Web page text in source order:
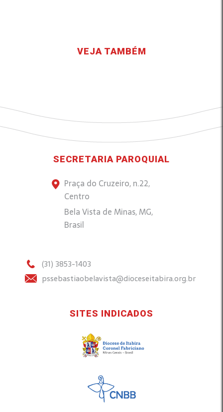
VEJA TAMBÉM
SECRETARIA PAROQUIAL
Praça do Cruzeiro, n.22,
Centro
Bela Vista de Minas, MG,
Brasil
(31) 3853-1403
pssebastiaobelavista@dioceseitabira.org.br
SITES INDICADOS